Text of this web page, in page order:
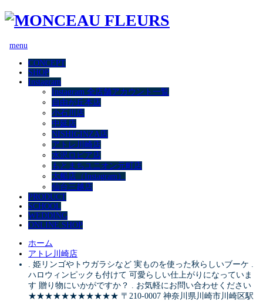
menu
CONCEPT
SHOP
Instagram
Instagram 全店舗アカウント一覧
自由が丘本店
小石川店
中延店
NISHIGINZA店
アトレ川崎店
水沢ロピア店
もとまちユニオン元町店
大船店（Instagram）
仙台三越店
PRODUCT
SCHOOL
WEDDING
ONLINE SHOP
ホーム
アトレ川崎店
. 姫リンゴやトウガラシなど 実ものを使った秋らしいブーケ .
ハロウィンピックも付けて 可愛らしい仕上がりになっていま
す️ 贈り物にいかがですか？ . お気軽にお問い合わせください
★★★★★★★★★★★ 〒210-0007 神奈川県川崎市川崎区駅